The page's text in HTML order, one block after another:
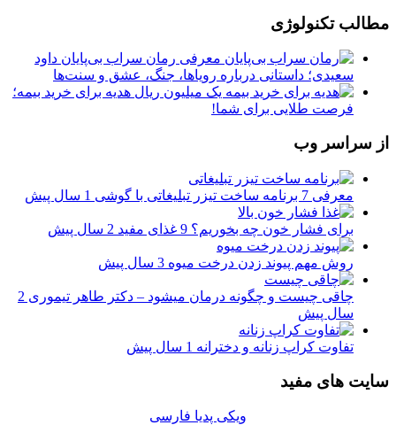
مطالب تکنولوژی
معرفی رمان سراب بی‌پایان داود
سعیدی؛ داستانی درباره رویاها، جنگ، عشق و سنت‌ها
یک میلیون ریال هدیه برای خرید بیمه؛
فرصت طلایی برای شما!
از سراسر وب
معرفی 7 برنامه‌ ساخت تیزر تبلیغاتی با گوشی 1 سال پیش
برای فشار خون چه بخوریم؟ 9 غذای مفید 2 سال پیش
روش مهم پیوند زدن درخت میوه 3 سال پیش
چاقی چیست و چگونه درمان میشود – دکتر طاهر تیموری 2
سال پیش
تفاوت کراپ زنانه و دخترانه 1 سال پیش
سایت های مفید
ویکی پدیا فارسی